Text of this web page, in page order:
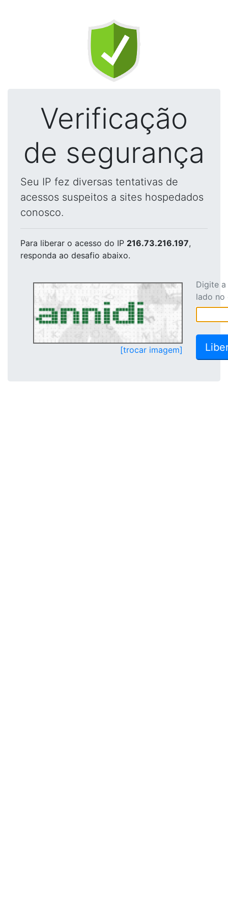
Verificação
de segurança
Seu IP fez diversas tentativas de
acessos suspeitos a sites hospedados
conosco.
Para liberar o acesso do IP 216.73.216.197,
responda ao desafio abaixo.
[trocar imagem]
Digite
lado no